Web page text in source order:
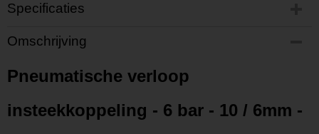
Specificaties
Productcode
P202302230943
L202302230943
Omschrijving
Pneumatische verloop
insteekkoppeling - 6 bar - 10 / 6mm -